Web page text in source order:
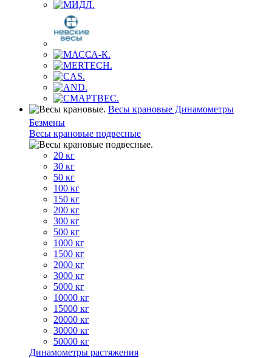
Весы крановые Динамометры
Безмены
Весы крановые подвесные
20 кг
30 кг
50 кг
100 кг
150 кг
200 кг
300 кг
500 кг
1000 кг
1500 кг
2000 кг
3000 кг
5000 кг
10000 кг
15000 кг
20000 кг
30000 кг
50000 кг
Динамометры растяжения